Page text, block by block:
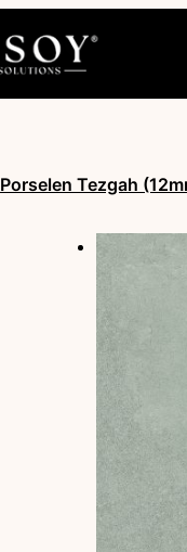
Porselen Tezgah